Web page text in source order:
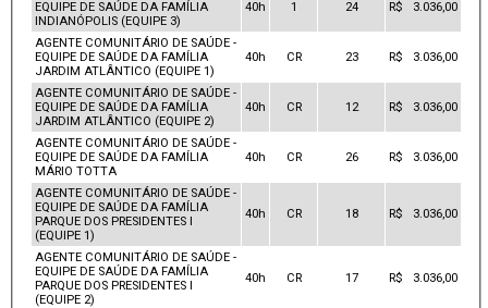
EQUIPE DE SAÚDE DA FAMÍLIA
INDIANÓPOLIS (EQUIPE 3)
40h 1 24 R$ 3.036,00
AGENTE COMUNITÁRIO DE SAÚDE -
EQUIPE DE SAÚDE DA FAMÍLIA
JARDIM ATLÂNTICO (EQUIPE 1)
40h CR 23 R$ 3.036,00
AGENTE COMUNITÁRIO DE SAÚDE -
EQUIPE DE SAÚDE DA FAMÍLIA
JARDIM ATLÂNTICO (EQUIPE 2)
40h CR 12 R$ 3.036,00
AGENTE COMUNITÁRIO DE SAÚDE -
EQUIPE DE SAÚDE DA FAMÍLIA
MÁRIO TOTTA
40h CR 26 R$ 3.036,00
AGENTE COMUNITÁRIO DE SAÚDE -
EQUIPE DE SAÚDE DA FAMÍLIA
PARQUE DOS PRESIDENTES I
(EQUIPE 1)
40h CR 18 R$ 3.036,00
AGENTE COMUNITÁRIO DE SAÚDE -
EQUIPE DE SAÚDE DA FAMÍLIA
PARQUE DOS PRESIDENTES I
(EQUIPE 2)
40h CR 17 R$ 3.036,00